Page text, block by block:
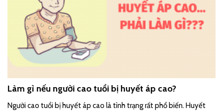
Làm gì nếu người cao tuổi bị huyết áp cao?
Người cao tuổi bị huyết áp cao là tình trạng rất phổ biến. Huyết